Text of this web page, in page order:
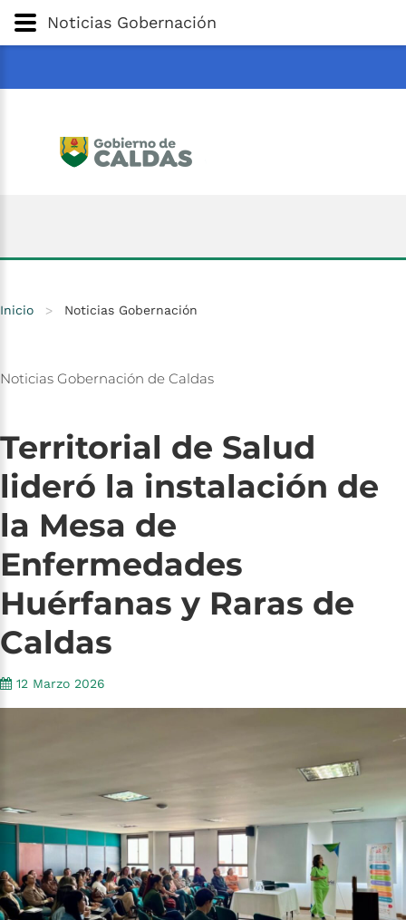
Gobernación de
Noticias Gobernación
Inicio > Noticias Gobernación
Noticias Gobernación de Caldas
Territorial de Salud
lideró la instalación de
la Mesa de
Enfermedades
Huérfanas y Raras de
Caldas
12 Marzo 2026